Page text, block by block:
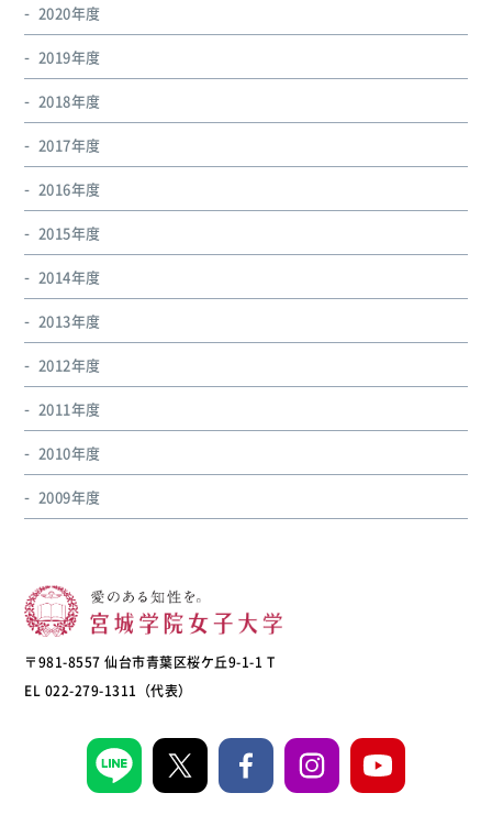
2020年度
2019年度
2018年度
2017年度
2016年度
2015年度
2014年度
2013年度
2012年度
2011年度
2010年度
2009年度
〒981-8557 仙台市青葉区桜ケ丘9-1-1 T
EL 022-279-1311（代表）